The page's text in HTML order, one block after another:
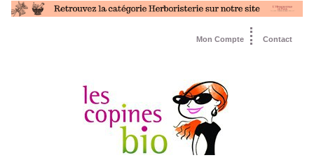
Contact
Mon Compte